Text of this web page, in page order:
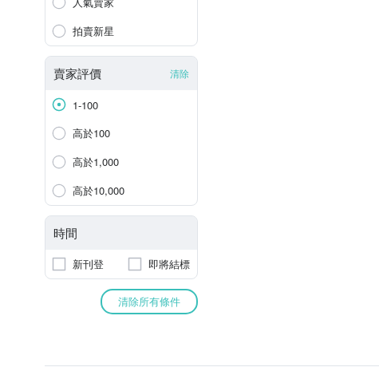
拍賣新星
賣家評價 清除
1-100
高於100
高於1,000
高於10,000
時間
新刊登 即將結標
清除所有條件